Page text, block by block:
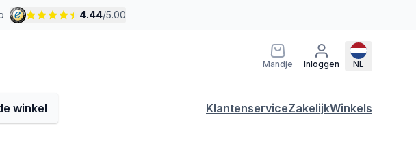
4.44/5.00
Mandje Inloggen NL
winkel KlantenserviceZakelijkWinkels